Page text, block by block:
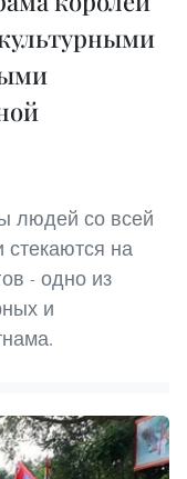
людей со всей
на
- одно из
и